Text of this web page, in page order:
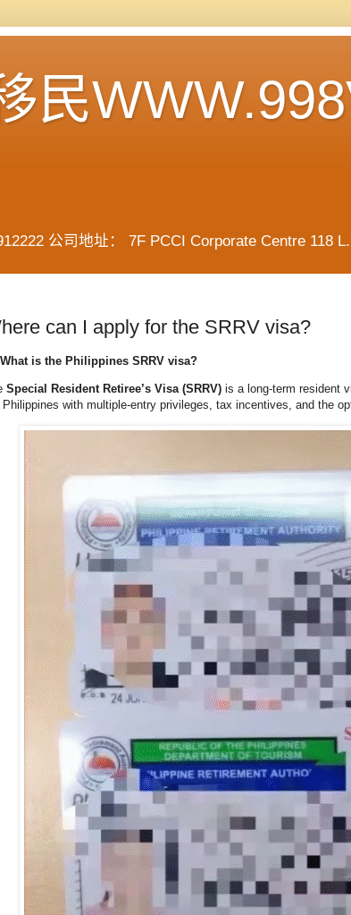
民
公司地址： 7F PCCI Corporate Centre 118
can I apply for the SRRV visa?
is the Philippines SRRV visa?
Special Resident Retiree’s Visa (SRRV) is a long-term resident
Philippines with multiple-entry privileges, tax incentives, and the